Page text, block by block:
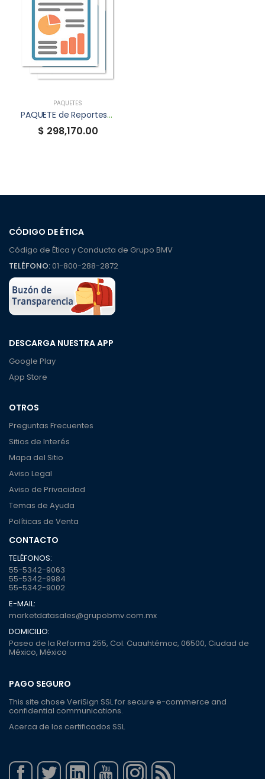
PAQUETES
PAQUETE de Reportes Anuales XBRL
$ 298,170.00
CÓDIGO DE ÉTICA
Código de Ética y Conducta de Grupo BMV
TELÉFONO:01-800-288-2872
DESCARGA NUESTRA APP
Google Play
App Store
OTROS
Preguntas Frecuentes
Sitios de Interés
Mapa del Sitio
Aviso Legal
Aviso de Privacidad
Temas de Ayuda
Políticas de Venta
CONTACTO
TELÉFONOS:
55-5342-9063
55-5342-9984
55-5342-9002
E-MAIL:
marketdatasales@grupobmv.com.mx
DOMICILIO:
Paseo de la Reforma 255, Col. Cuauhtémoc, 06500, Ciudad de
México, México
PAGO SEGURO
This site chose VeriSign SSL for secure e-commerce and
confidential communications.
Acerca de los certificados SSL